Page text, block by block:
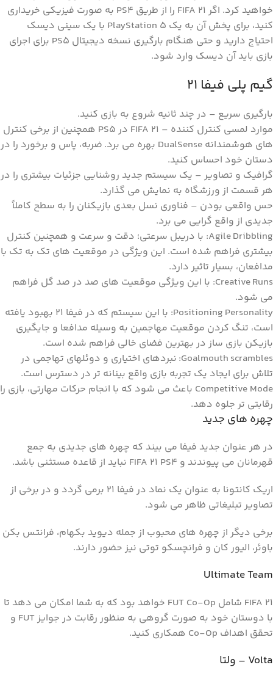
خواهید کرد. اگر FIFA 21 را از طریق PS4 به صورت فیزیکی خریداری
کنید، برای پخش آن به یک PlayStation 5 با یک سینی دیسک
احتیاج دارید و حتی هنگام بارگیری نسخه دیجیتال PS5 برای اجرای
بازی باید آن دیسک وارد شود.
گیم پلی فیفا 21
بارگیری سریع – در چند ثانیه شروع به بازی کنید.
موارد لمسی کنترل کننده – FIFA 21 در PS5 همچنین از برخی کنترل
های هوشمندانه DualSense بهره می برد. ضربه، پاس و برخورد را در
دستان خود احساس کنید.
گرافیک و تصاویر – یک سیستم جدید روشنایی جزئیات بیشتری را در
هر قسمت از ورزشگاه به نمایش می گذارد.
حس واقعی بودن – فناوری نسل بعدی بازیکنان را به سطح کاملاً
جدیدی از واقع گرایی می برد.
Agile Dribbling: با دریبل سرعتی؛ دقت و سرعت و همچنین کنترل
بیشتری فراهم شده است. این ویژگی در موقعیت های تک به تک با
مدافعان، بسیار تاثیر دارد.
Creative Runs: با این ویژگی موقعیت های صد در صد گل فراهم
می شود.
Positioning Personality: با این سیستم که در فیفا 21 بهبود یافته
است، تنگ کردن موقعیت مهاجمین به وسیله مدافعا و جایگیری
بازیکن بازی ساز در بهترین فضای خالی فراهم شده است.
Goalmouth scrambles:
نبردهای اختیاری و دوئلهای تهاجمی در
تلاش برای ایجاد یک تجربه بازی واقع بینانه تر در دسترس است.
Competitive Mode باعث می شود که با انجام حرکات مهارتی، بازی را
رقابتی تر جلوه دهد.
چهره های جدید
در هر عنوان جدید فیفا می بیند که چهره های جدیدی به جمع
قهرمانان می پیوندند و FIFA 21 PS4 نباید از قاعده مستثنی باشد.
اریک کانتونا به عنوان یک نماد در فیفا 21 برمی گردد و در برخی از
تصاویر تبلیغاتی ظاهر می شود.
برخی دیگر از چهره های محبوب از جمله دیوید بکهام، فرانتس بکن
باوئر، الیور کان و فرانچسکو توتی نیز حضور دارند.
Ultimate Team
FIFA 21 شامل FUT Co-Op خواهد بود که به شما امکان می دهد تا
با دوستان خود به صورت گروهی به منظور رقابت در جوایز FUT و
تحقق اهداف Co-Op همکاری کنید.
Volta – ولتا